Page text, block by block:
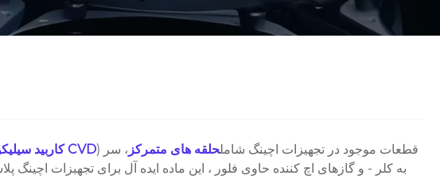
کاربید سیلیکون CVD ) قطعات موجود در تجهیزات اچینگ شاملحلقه های متمرکز ، سر